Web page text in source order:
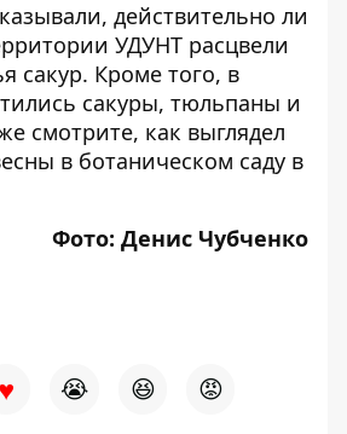
действительно ли
УДУНТ расцвели
сакур. Кроме того, в
сакуры, тюльпаны и
смотрите, как выглядел
в ботаническом саду в
Фото: Денис Чубченко
♥ 😭 😆 😡